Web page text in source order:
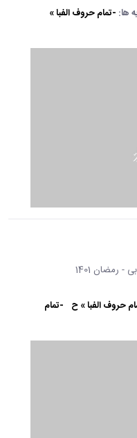
ها: -تمام حروف الفبا »
رمضان 1401
حروف الفبا » ح -تمام